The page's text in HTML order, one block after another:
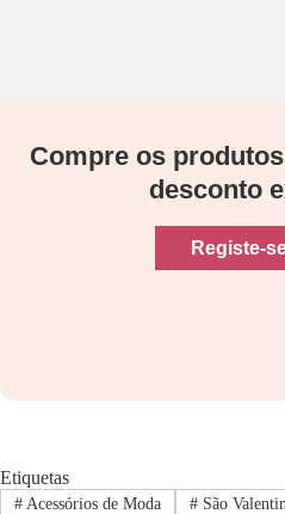
Compre os
desconto
Registe-
Etiquetas
#Acessórios de Moda #São